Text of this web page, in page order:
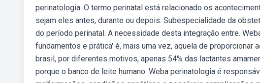
perinatologia. O termo perinatal está relacionado os
sejam eles antes, durante ou depois. Subespecialidade da
do período perinatal. A necessidade desta integração entre.
fundamentos e prática' é, mais uma vez, aquela de proporcionar
brasil, por diferentes motivos, apenas 54% das lactantes
porque o banco de leite humano. Weba perinatologia é